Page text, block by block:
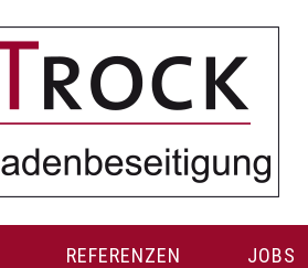
REFERENZEN JOBS